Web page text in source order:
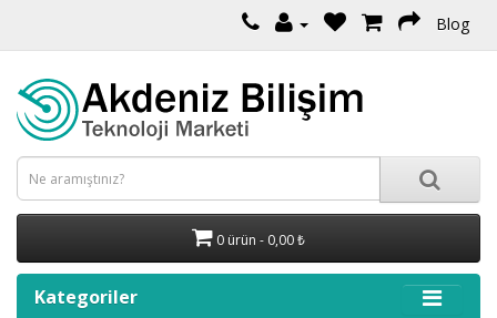
Blog
0 ürün - 0,00 ₺
Kategoriler